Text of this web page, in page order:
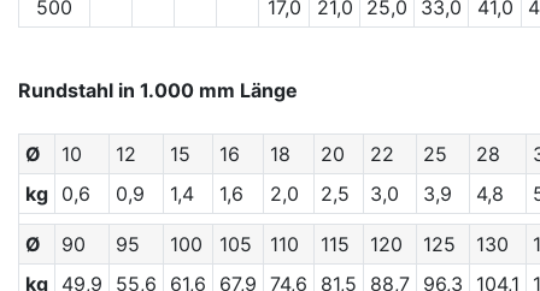
500
17,0 21,0 25,0 33,0 41,0
Rundstahl in 1.000 mm Länge
Ø 10 12 15 16 18 20 22 25 28
kg
0,6 0,9 1,4 1,6 2,0 2,5 3,0 3,9 4,8
Ø 90 95 100 105 110 115 120 125 130
kg
49,9 55,6 61,6 67,9 74,6 81,5 88,7 96,3 104,1